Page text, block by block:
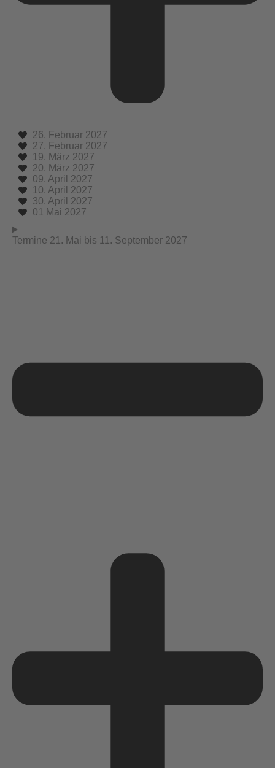
26. Februar 2027
27. Februar 2027
19. März 2027
20. März 2027
09. April 2027
10. April 2027
30. April 2027
01 Mai 2027
Termine 21. Mai bis 11. September 2027